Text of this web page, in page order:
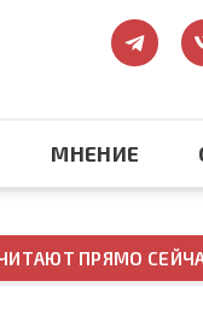
МНЕНИЕ
ПРЯМО